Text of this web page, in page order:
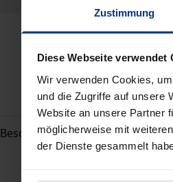
Zustimmung
Diese Webseite verwendet
Wir verwenden Cookies,
und die Zugriffe auf unsere
Website an unsere Partner
möglicherweise mit
der Dienste gesammelt
Beschreibung